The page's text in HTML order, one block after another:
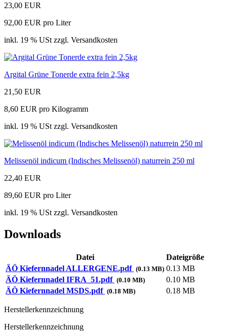
23,00 EUR
92,00 EUR pro Liter
inkl. 19 % USt zzgl. Versandkosten
Argital Grüne Tonerde extra fein 2,5kg
21,50 EUR
8,60 EUR pro Kilogramm
inkl. 19 % USt zzgl. Versandkosten
Melissenöl indicum (Indisches Melissenöl) naturrein 250 ml
22,40 EUR
89,60 EUR pro Liter
inkl. 19 % USt zzgl. Versandkosten
Downloads
Datei
Dateigröße
ÄÖ Kiefernnadel ALLERGENE.pdf (0.13 MB) 0.13 MB
ÄÖ Kiefernnadel IFRA_51.pdf (0.10 MB)
0.10 MB
ÄÖ Kiefernnadel MSDS.pdf (0.18 MB) 0.18 MB
Herstellerkennzeichnung
Herstellerkennzeichnung